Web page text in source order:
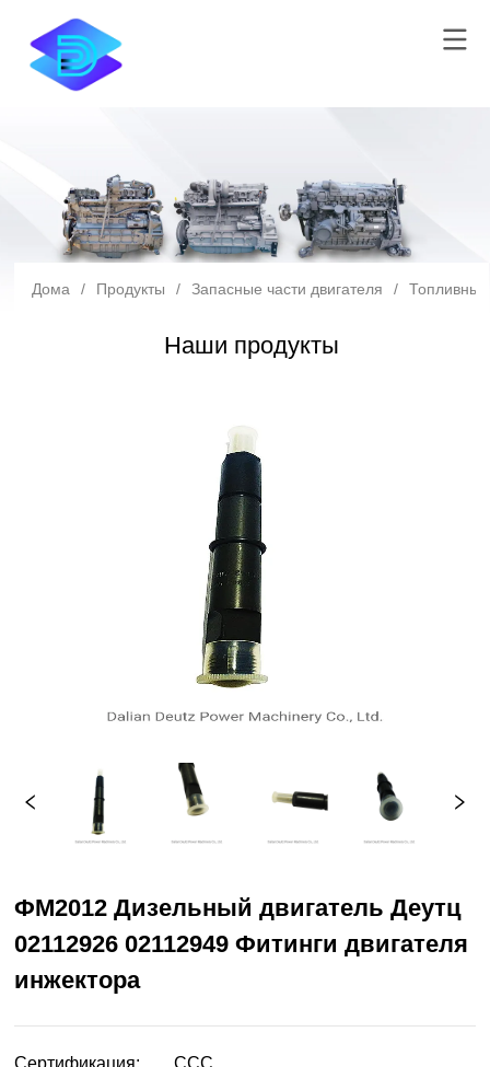
Дома / Продукты / Запасные части двигателя /
Наши продукты
ФМ2012 Дизельный двигатель Деутц
02112926 02112949 Фитинги двигателя
инжектора